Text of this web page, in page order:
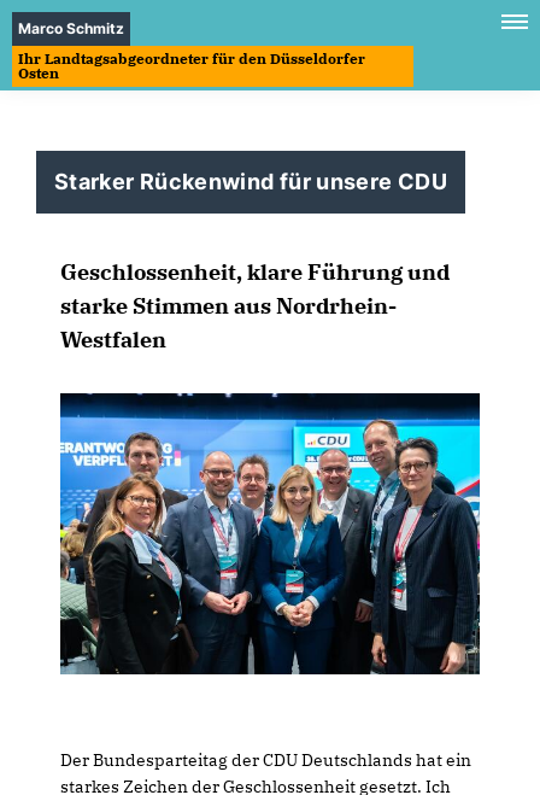
Marco Schmitz
Ihr Landtagsabgeordneter für den Düsseldorfer
Osten
Starker Rückenwind für unsere CDU
Geschlossenheit, klare Führung und
starke Stimmen aus Nordrhein-
Westfalen
Der Bundesparteitag der CDU Deutschlands hat ein
starkes Zeichen der Geschlossenheit gesetzt. Ich